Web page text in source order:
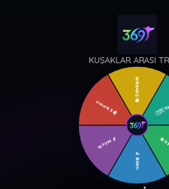
KUŞAKLAR ARASI
⚽
🔬
Bilim
🎵
Müzik
🎬
Sinema 📚
Edebiyat
🇹🇷